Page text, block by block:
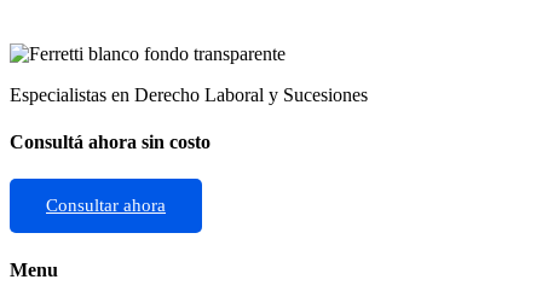
Especialistas en Derecho Laboral y Sucesiones
Consultá ahora sin costo
Consultar ahora
Menu